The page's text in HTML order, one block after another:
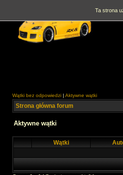
Wątki bez odpowiedzi | Aktywne wątki
Strona główna forum
Aktywne wątki
Wątki
Ta strona